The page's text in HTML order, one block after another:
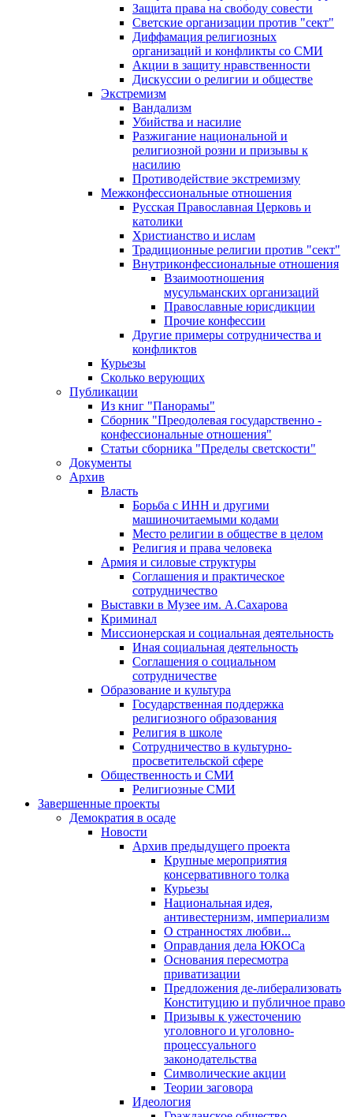
Защита права на свободу совести
Светские организации против "сект"
Диффамация религиозных
организаций и конфликты со СМИ
Акции в защиту нравственности
Дискуссии о религии и обществе
Экстремизм
Вандализм
Убийства и насилие
Разжигание национальной и
религиозной розни и призывы к
насилию
Противодействие экстремизму
Межконфессиональные отношения
Русская Православная Церковь и
католики
Христианство и ислам
Традиционные религии против "сект"
Внутриконфессиональные отношения
Взаимоотношения
мусульманских организаций
Православные юрисдикции
Прочие конфессии
Другие примеры сотрудничества и
конфликтов
Курьезы
Сколько верующих
Публикации
Из книг "Панорамы"
Сборник "Преодолевая государственно -
конфессиональные отношения"
Статьи сборника "Пределы светскости"
Документы
Архив
Власть
Борьба с ИНН и другими
машиночитаемыми кодами
Место религии в обществе в целом
Религия и права человека
Армия и силовые структуры
Соглашения и практическое
сотрудничество
Выставки в Музее им. А.Сахарова
Криминал
Миссионерская и социальная деятельность
Иная социальная деятельность
Соглашения о социальном
сотрудничестве
Образование и культура
Государственная поддержка
религиозного образования
Религия в школе
Сотрудничество в культурно-
просветительской сфере
Общественность и СМИ
Религиозные СМИ
Завершенные проекты
Демократия в осаде
Новости
Архив предыдущего проекта
Крупные мероприятия
консервативного толка
Курьезы
Национальная идея,
антивестернизм, империализм
О странностях любви...
Оправдания дела ЮКОСа
Основания пересмотра
приватизации
Предложения де-либерализовать
Конституцию и публичное право
Призывы к ужесточению
уголовного и уголовно-
процессуального
законодательства
Символические акции
Теории заговора
Идеология